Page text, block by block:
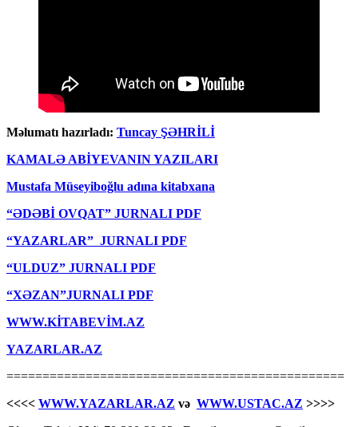
Məlumatı hazırladı: Tuncay ŞƏHRİLİ
KAMALƏ ABİYEVANIN YAZILARI
Mustafa Müseyiboğlu adına kitabxana
“ƏDƏBİ OVQAT” JURNALI PDF
“YAZARLAR” JURNALI PDF
“ULDUZ” JURNALI PDF
“XƏZAN”JURNALI PDF
WWW.KİTABEVİM.AZ
YAZARLAR.AZ
===============================================
<<<< WWW.YAZARLAR.AZ və WWW.USTAC.AZ >>>>